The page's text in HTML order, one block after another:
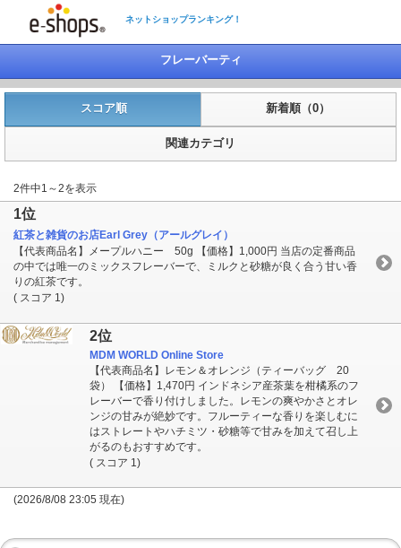
ネットショップランキング！
フレーバーティ
スコア順 新着順（0）
関連カテゴリ
2件中1～2を表示
1位
紅茶と雑貨のお店Earl Grey（アールグレイ）
【代表商品名】メープルハニー 50g 【価格】1,000円 当店の定番商品
の中では唯一のミックスフレーバーで、ミルクと砂糖が良く合う甘い香
りの紅茶です。
( スコア 1)
2位
MDM WORLD Online Store
【代表商品名】レモン＆オレンジ（ティーバッグ 20
袋） 【価格】1,470円 インドネシア産茶葉を柑橘系のフ
レーバーで香り付けしました。レモンの爽やかさとオレ
ンジの甘みが絶妙です。フルーティーな香りを楽しむに
はストレートやハチミツ・砂糖等で甘みを加えて召し上
がるのもおすすめです。
( スコア 1)
(2026/8/08 23:05 現在)